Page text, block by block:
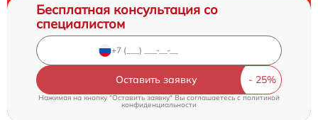
Бесплатная консультация со
специалистом
Оставить заявку
Нажимая на кнопку "Оставить заявку" Вы соглашаетесь cполитикой
конфиденциальности